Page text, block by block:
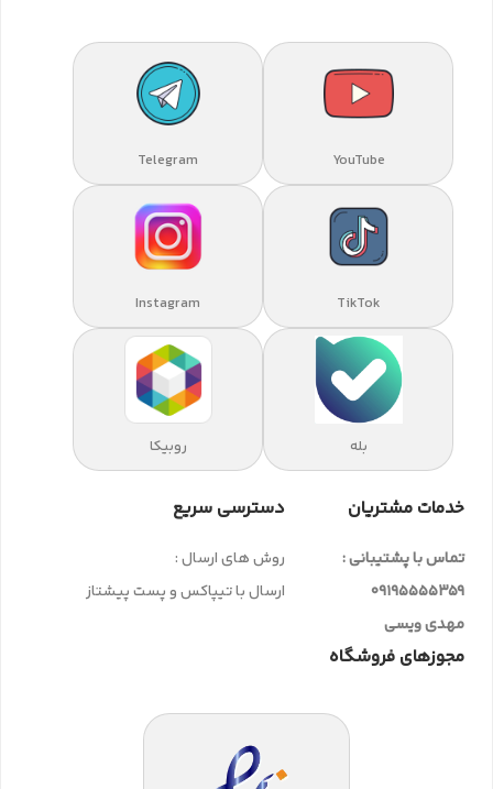
YouTube
Telegram
TikTok
Instagram
بله روبیکا
خدمات مشتریان
تماس با پشتیبانی :
09195555359
مهدی ویسی
دسترسی سریع
روش های ارسال :
ارسال با تیپاکس و پست پیشتاز
مجوزهای فروشگاه